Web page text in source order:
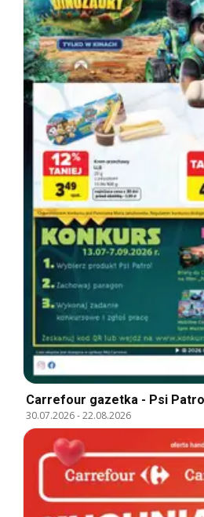
Carrefour gazetka - Psi
30.07.2026-22.08.2026